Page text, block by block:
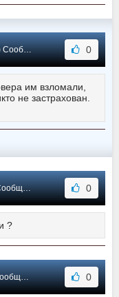
#49 0
им взломали,
не застрахован.
#48 0
?
#47 0